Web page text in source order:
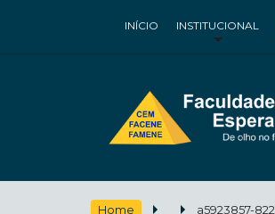
INÍCIO INSTITUCIONAL
Home a5923857-